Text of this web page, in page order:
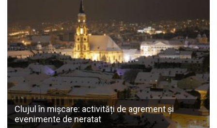
Clujul în mișcare: activități de agrement și
evenimente de neratat